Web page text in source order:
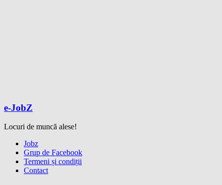
e-JobZ
Locuri de muncă alese!
Meniu Jobz
Grup de Facebook
Termeni și condiții
Contact